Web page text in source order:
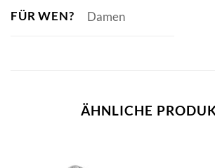
FÜR WEN? Damen
ÄHNLICHE